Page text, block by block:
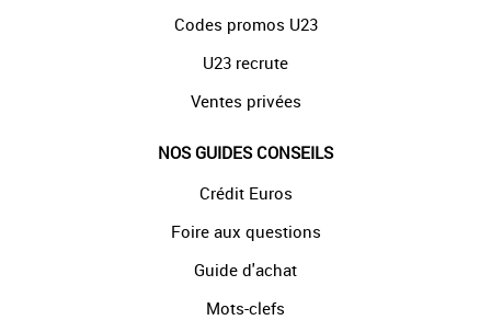
Codes promos U23
U23 recrute
Ventes privées
NOS GUIDES CONSEILS
Crédit Euros
Foire aux questions
Guide d'achat
Mots-clefs